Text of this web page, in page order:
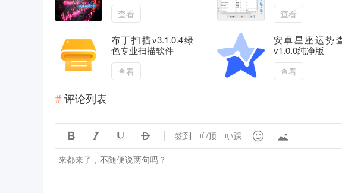
查看 查看
布丁扫描v3.1.0.4绿
色专业扫描软件
查看
安卓星座运势
v1.0.0纯净版
查看
评论列表
    签到 顶 踩  